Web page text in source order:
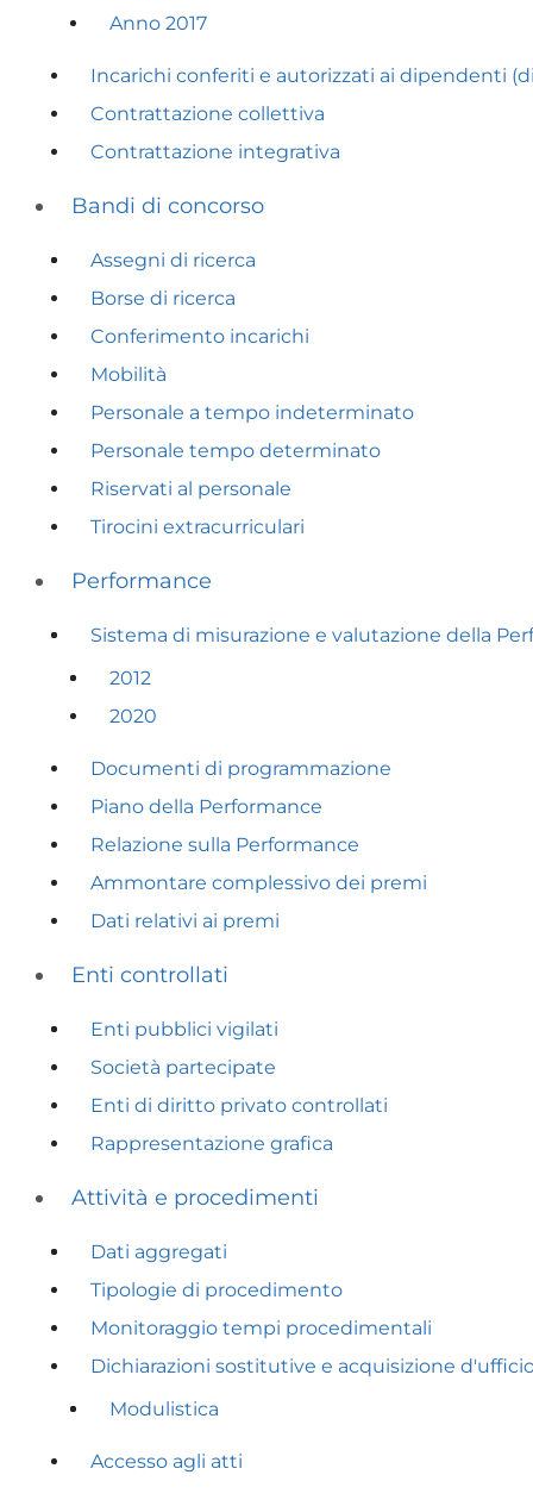
Anno 2017
Incarichi conferiti e autorizzati ai dipendenti
Contrattazione collettiva
Contrattazione integrativa
Bandi di concorso
Assegni di ricerca
Borse di ricerca
Conferimento incarichi
Mobilità
Personale a tempo indeterminato
Personale tempo determinato
Riservati al personale
Tirocini extracurriculari
Performance
Sistema di misurazione e valutazione della
2012
2020
Documenti di programmazione
Piano della Performance
Relazione sulla Performance
Ammontare complessivo dei premi
Dati relativi ai premi
Enti controllati
Enti pubblici vigilati
Società partecipate
Enti di diritto privato controllati
Rappresentazione grafica
Attività e procedimenti
Dati aggregati
Tipologie di procedimento
Monitoraggio tempi procedimentali
Dichiarazioni sostitutive e acquisizione
Modulistica
Accesso agli atti